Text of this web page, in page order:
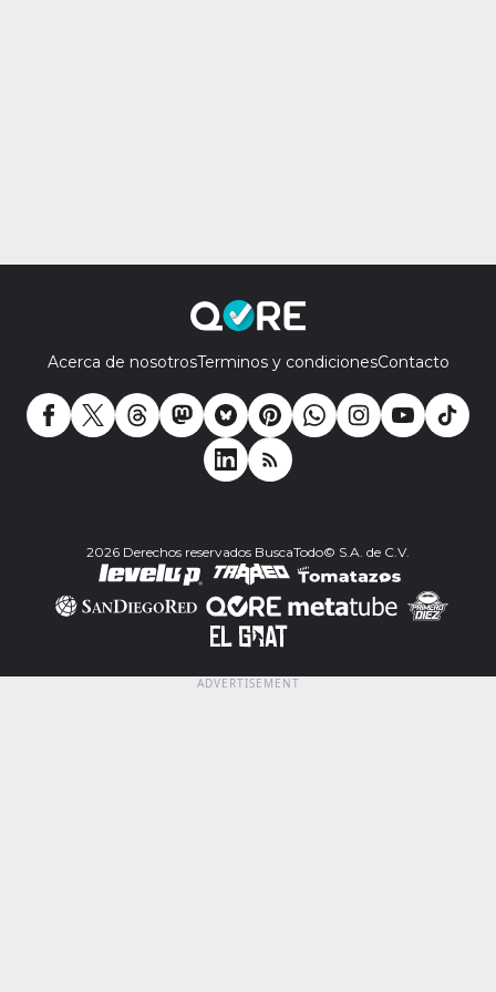
Acerca de nosotrosTerminos y condicionesContacto
2026 Derechos reservados BuscaTodo© S.A. de C.V.